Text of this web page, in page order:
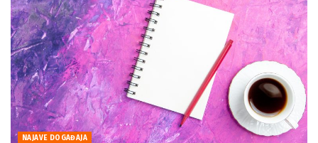
NAJAVE DOGAĐAJA